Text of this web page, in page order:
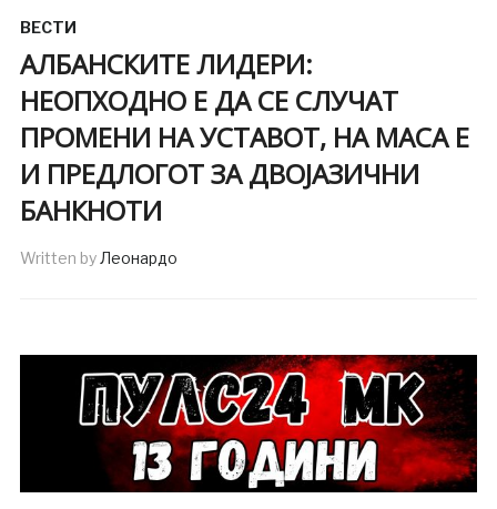
ВЕСТИ
АЛБАНСКИТЕ ЛИДЕРИ:
НЕОПХОДНО Е ДА СЕ СЛУЧАТ
ПРОМЕНИ НА УСТАВОТ, НА МАСА Е
И ПРЕДЛОГОТ ЗА ДВОЈАЗИЧНИ
БАНКНОТИ
Written byЛеонардо